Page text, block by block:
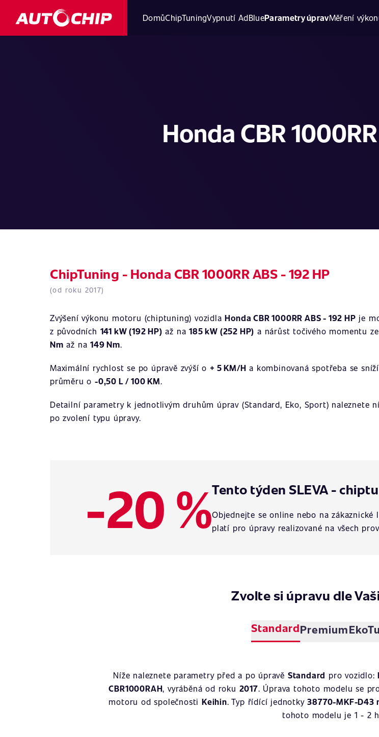
DomůChipTuningVypnutí AdBlueParametry úpravMěření
Honda CBR
ChipTuning - Honda CBR 1000RR ABS - 192 HP
(od roku 2017)
Zvýšení výkonu motoru (chiptuning) vozidlaHonda CBR 1000RR ABS - 192 HP je
z původních 141 kW (192 HP) až na185 kW (252 HP) a nárůst točivého momentu
Nm až na149 Nm.
Maximální rychlost se po úpravě zvýší o + 5 KM/H a kombinovaná spotřeba se
průměru o-0,50 L / 100 KM.
Detailní parametry k jednotlivým druhům úprav (Standard, Eko, Sport) naleznete
po zvolení typu úpravy.
-20 %Tento týden SLEVA -
Objednejte se online nebo na zákaznické
platí pro úpravy realizované na všech
Zvolte si úpravu dle
StandardPremium
Níže naleznete parametry před a po úpravě Standard pro vozidlo:
CBR1000RAH, vyráběná od roku 2017. Úprava tohoto modelu se
motoru od společnosti Keihin. Typ řídící jednotky38770-MKF-D43
tohoto modelu je 1 - 2